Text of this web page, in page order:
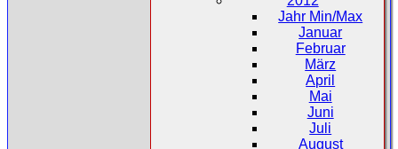
Jahr Min/Max
Januar
Februar
März
April
Mai
Juni
Juli
August